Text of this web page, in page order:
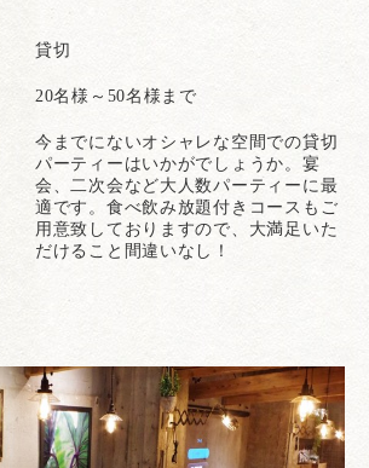
貸切
20名様～50名様まで
今までにないオシャレな空間での貸切
パーティーはいかがでしょうか。宴
会、二次会など大人数パーティーに最
適です。食べ飲み放題付きコースもご
用意致しておりますので、大満足いた
だけること間違いなし！